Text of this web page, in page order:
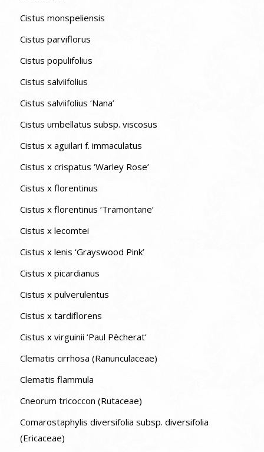
Cistus monspeliensis
Cistus parviflorus
Cistus populifolius
Cistus salviifolius
Cistus salviifolius ‘Nana’
Cistus umbellatus subsp. viscosus
Cistus x aguilari f. immaculatus
Cistus x crispatus ‘Warley Rose’
Cistus x florentinus
Cistus x florentinus ‘Tramontane’
Cistus x lecomtei
Cistus x lenis ‘Grayswood Pink’
Cistus x picardianus
Cistus x pulverulentus
Cistus x tardiflorens
Cistus x virguinii ‘Paul Pècherat’
Clematis cirrhosa (Ranunculaceae)
Clematis flammula
Cneorum tricoccon (Rutaceae)
Comarostaphylis diversifolia subsp. diversifolia
(Ericaceae)